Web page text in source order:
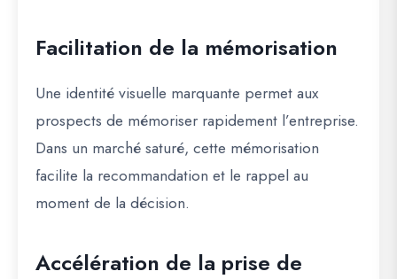
Facilitation de la mémorisation
Une identité visuelle marquante permet aux
prospects de mémoriser rapidement l’entreprise.
Dans un marché saturé, cette mémorisation
facilite la recommandation et le rappel au
moment de la décision.
Accélération de la prise de